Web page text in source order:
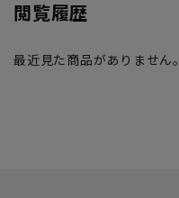
閲覧履歴
最近見た商品がありません。